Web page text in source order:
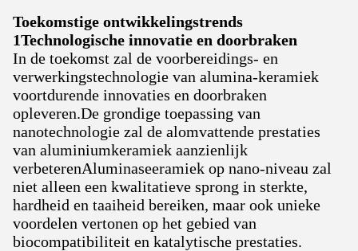
Toekomstige ontwikkelingstrends
1Technologische innovatie en doorbraken
In de toekomst zal de voorbereidings- en
verwerkingstechnologie van alumina-keramiek
voortdurende innovaties en doorbraken
opleveren.De grondige toepassing van
nanotechnologie zal de alomvattende prestaties
van aluminiumkeramiek aanzienlijk
verbeterenAluminaseeramiek op nano-niveau zal
niet alleen een kwalitatieve sprong in sterkte,
hardheid en taaiheid bereiken, maar ook unieke
voordelen vertonen op het gebied van
biocompatibiliteit en katalytische prestaties.